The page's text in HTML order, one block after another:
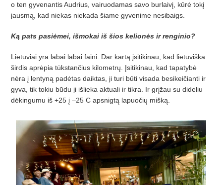
o ten gyvenantis Audrius, vairuodamas savo burlaivį, kūrė tokį
jausmą, kad niekas niekada šiame gyvenime nesibaigs.
Ką pats pasiėmei, išmokai iš šios kelionės ir renginio?
Lietuviai yra labai labai faini. Dar kartą įsitikinau, kad lietuviška
širdis aprėpia tūkstančius kilometrų. Įsitikinau, kad tapatybė
nėra į lentyną padėtas daiktas, ji turi būti visada besikeičianti ir
gyva, tik tokiu būdu ji išlieka aktuali ir tikra. Ir grįžau su dideliu
dėkingumu iš +25 į –25 C apsnigtą lapuočių mišką.